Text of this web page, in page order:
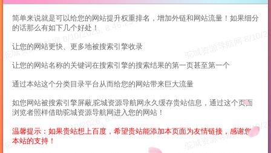
简单来说就是可以给您的网站提升权重排名，增加外链和网站流量！如果细分
的话那么有如下几个好处！
让您的网站更快、更多地被搜索引擎收录
让您的网站名称的关键词在搜索引擎的搜索结果的第一页甚至第一个
通过本站这个分类目录平台从而给您的网站带来巨大流量
如您网站被搜索引擎屏蔽,驼城资源导航网永久缓存贵站信息，通过这个页面
浏览者照样借助驼城资源导航网进入您的网站！
温馨提示：如果贵站想上百度，希望贵站能添加本页面为友情链接，感谢您对
本站的支持！